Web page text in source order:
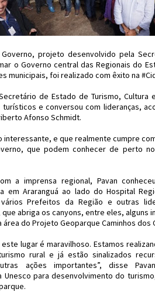
projeto desenvolvido pela
o Governo central das Regionais do
municipais, foi realizado com êxito na
de Estado de Turismo, Cultura
e conversou com lideranças,
Afonso Schmidt.
interessante, e que realmente cumpre
que podem conhecer de perto
a imprensa regional, Pavan
em Araranguá ao lado do Hospital
Prefeitos da Região e outras
abriga os canyons, entre eles, alguns
área do Projeto Geoparque Caminhos dos
lugar é maravilhoso. Estamos
rural e já estão sinalizados
ações importantes”, disse
Unesco para desenvolvimento do